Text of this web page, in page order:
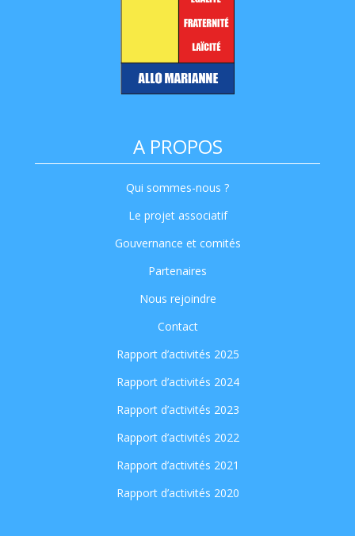
A PROPOS
Qui sommes-nous ?
Le projet associatif
Gouvernance et comités
Partenaires
Nous rejoindre
Contact
Rapport d’activités 2025
Rapport d’activités 2024
Rapport d’activités 2023
Rapport d’activités 2022
Rapport d’activités 2021
Rapport d’activités 2020